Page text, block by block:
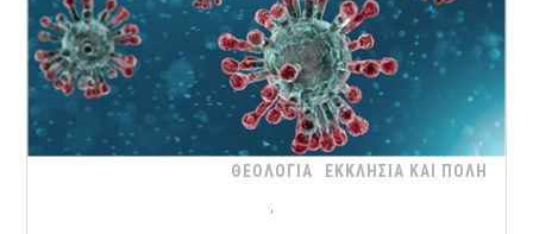
ΘΕΟΛΟΓΙΑ ΕΚΚΛΗΣΙΑ ΚΑΙ ΠΟΛΗ